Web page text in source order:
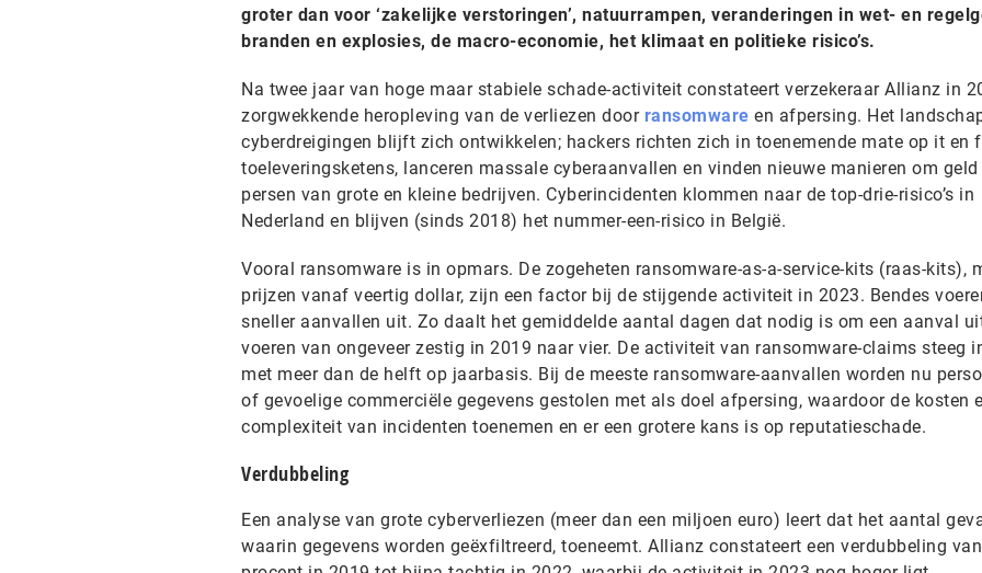
groter dan voor ‘zakelijke verstoringen’, natuurrampen, veranderingen in wet- en
branden en explosies, de macro-economie, het klimaat en politieke risico’s.
Na twee jaar van hoge maar stabiele schade-activiteit constateert verzekeraar Allianz in
zorgwekkende heropleving van de verliezen door ransomware en afpersing. Het
cyberdreigingen blijft zich ontwikkelen; hackers richten zich in toenemende mate op it en
toeleveringsketens, lanceren massale cyberaanvallen en vinden nieuwe manieren om
persen van grote en kleine bedrijven. Cyberincidenten klommen naar de top-drie-risico’s in
Nederland en blijven (sinds 2018) het nummer-een-risico in België.
Vooral ransomware is in opmars. De zogeheten ransomware-as-a-service-kits (raas-kits),
prijzen vanaf veertig dollar, zijn een factor bij de stijgende activiteit in 2023. Bendes
sneller aanvallen uit. Zo daalt het gemiddelde aantal dagen dat nodig is om een aanval
voeren van ongeveer zestig in 2019 naar vier. De activiteit van ransomware-claims steeg
met meer dan de helft op jaarbasis. Bij de meeste ransomware-aanvallen worden nu
of gevoelige commerciële gegevens gestolen met als doel afpersing, waardoor de kosten
complexiteit van incidenten toenemen en er een grotere kans is op reputatieschade.
Verdubbeling
Een analyse van grote cyberverliezen (meer dan een miljoen euro) leert dat het aantal
waarin gegevens worden geëxfiltreerd, toeneemt. Allianz constateert een verdubbeling